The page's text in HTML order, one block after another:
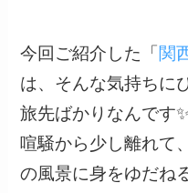
今回ご紹介した「 関
は、そんな気持ちに
旅先ばかりなんです
喧騒から少し離れて
の風景に身をゆだね